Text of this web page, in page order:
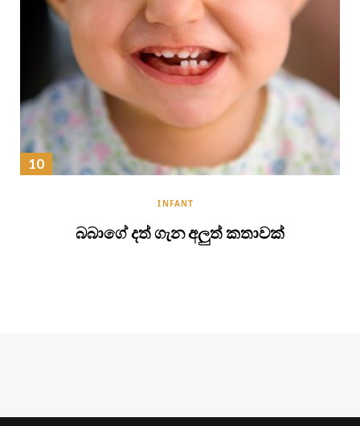
INFANT
බබාගේ දත් ගැන අලුත් කතාවක්